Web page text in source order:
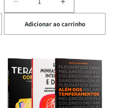
Diminuir
a
quantidade
de
Quarto
de
Guerra
Livro
Aumentar
a
quantidade
de
Quarto
de
Guerra
|
Livro
Adicionar ao carrinho